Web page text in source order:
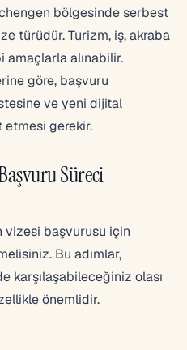
bölgesinde serbest
türüdür. Turizm, iş, akraba
alınabilir.
göre, başvuru
ve yeni dijital
gerekir.
Süreci
vizesi başvurusu için
Bu adımlar,
karşılaşabileceğiniz olası
önemlidir.